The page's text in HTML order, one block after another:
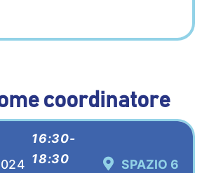
coordinatore
16:30-
18:30
SPAZIO 6